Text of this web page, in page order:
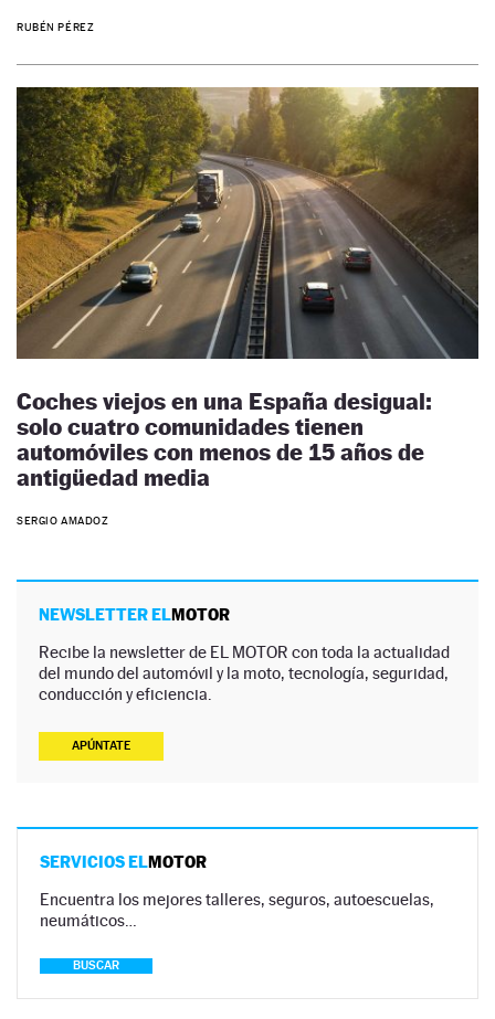
RUBÉN PÉREZ
Coches viejos en una España desigual:
solo cuatro comunidades tienen
automóviles con menos de 15 años de
antigüedad media
SERGIO AMADOZ
NEWSLETTER ELMOTOR
Recibe la newsletter de EL MOTOR con toda la actualidad
del mundo del automóvil y la moto, tecnología, seguridad,
conducción y eficiencia.
APÚNTATE
SERVICIOS ELMOTOR
Encuentra los mejores talleres, seguros, autoescuelas,
neumáticos…
BUSCAR